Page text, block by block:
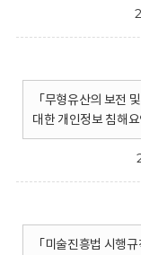
「무형유산의 보전
대한 개인정보 침해
「미술진흥법 시행